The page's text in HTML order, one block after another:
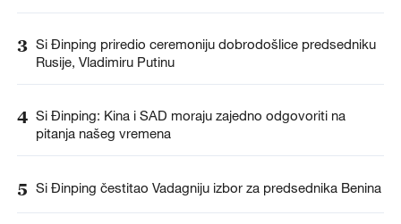
3 Si Đinping priredio ceremoniju dobrodošlice predsedniku
Rusije, Vladimiru Putinu
4 Si Đinping: Kina i SAD moraju zajedno odgovoriti na
pitanja našeg vremena
5 Si Đinping čestitao Vadagniju izbor za predsednika Benina